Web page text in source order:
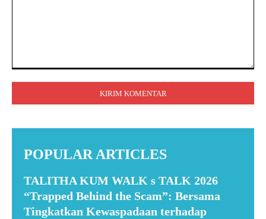
POPULAR ARTICLES
TALITHA KUM WALK s TALK 2026
“Trapped Behind the Scam”: Bersama
Tingkatkan Kewaspadaan terhadap